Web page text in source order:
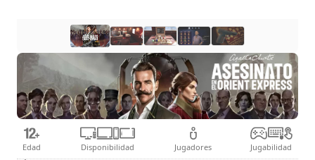
Edad Disponibilidad Jugadores Jugabilidad